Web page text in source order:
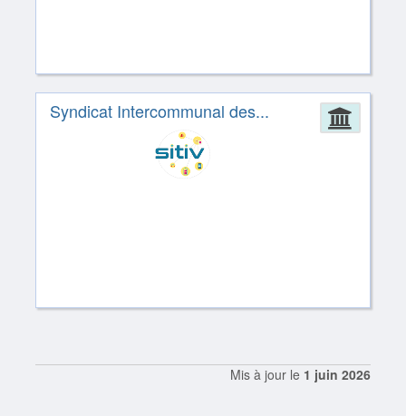
Syndicat Intercommunal des...
Mis à jour le 1 juin 2026